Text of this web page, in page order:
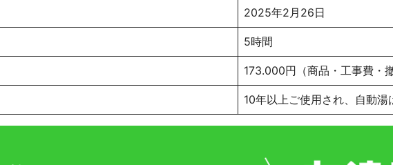
2025年2月26日
5時間
173.000円（商品・工事費・
10年以上ご使用され、自動